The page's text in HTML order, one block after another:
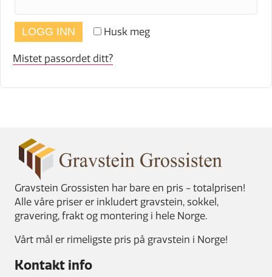
Husk meg
LOGG INN
Mistet passordet ditt?
Gravstein Grossisten har bare en pris - totalprisen!
Alle våre priser er inkludert gravstein, sokkel,
gravering, frakt og montering i hele Norge.
Vårt mål er rimeligste pris på gravstein i Norge!
Kontakt info